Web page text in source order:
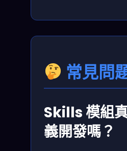
常見問
Skills 模組
義開發嗎？